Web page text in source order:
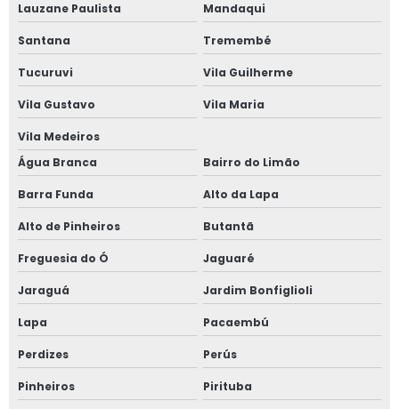
Treinamento de operador de plataforma elevatória
Treinamento plataforma elevatória
Treinamento plataforma elevatória articulada
Valor aluguel de plataforma elevatória
Valor de locação de plataforma elevatória
Plataforma tesoura aluguel valor
Plataforma tesoura aluguel são paulo
Plataforma tesoura 8 metros
Plataforma tesoura 8m
Plataforma tesoura 10m
Plataforma tesoura 10m preço
Plataforma tesoura 12m
Lauzane Paulista Mandaqui
Santana Tremembé
Tucuruvi Vila Guilherme
Vila Gustavo Vila Maria
Vila Medeiros
Água Branca
Bairro do Limão
Barra Funda Alto da Lapa
Alto de Pinheiros Butantã
Freguesia do Ó Jaguaré
Jaraguá Jardim Bonfiglioli
Lapa Pacaembú
Perdizes Perús
Pinheiros Pirituba